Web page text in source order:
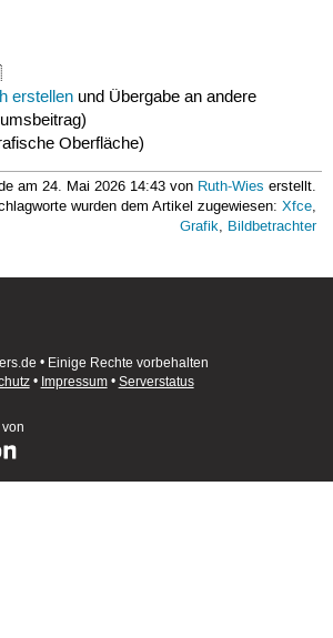
erstellen und Übergabe an andere
Oberfläche)
am 24. Mai 2026 14:43 von Ruth-Wies erstellt.
wurden dem Artikel zugewiesen:Xfce,
Grafik, Bildbetrachter
• Einige Rechte vorbehalten
• Impressum• Serverstatus